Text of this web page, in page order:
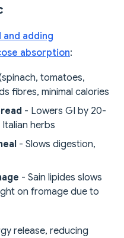
adding
absorption:
tomatoes,
fibres, minimal calories
- Lowers GI by 20-
herbs
- Slows digestion,
- Sain lipides slows
on fromage due to
release, reducing